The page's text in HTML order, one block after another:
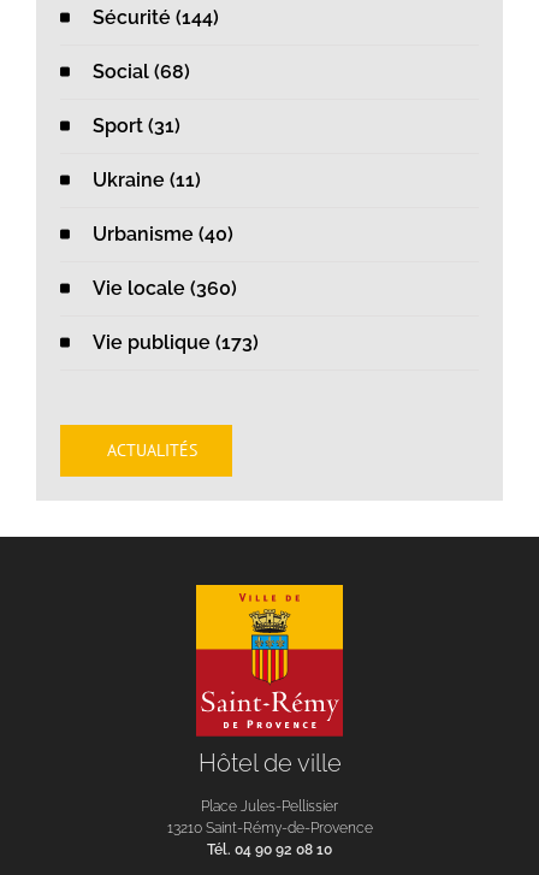
Sécurité (144)
Social (68)
Sport (31)
Ukraine (11)
Urbanisme (40)
Vie locale (360)
Vie publique (173)
ACTUALITÉS
Hôtel de ville
Place Jules-Pellissier
13210 Saint-Rémy-de-Provence
Tél. 04 90 92 08 10